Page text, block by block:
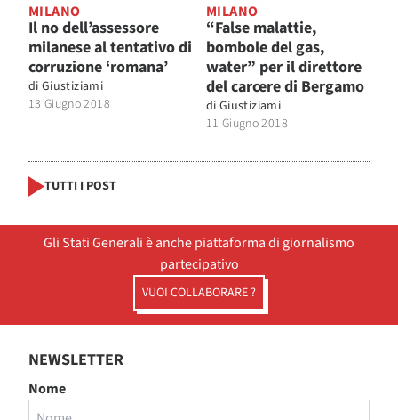
MILANO
Il no dell’assessore
milanese al tentativo di
corruzione ‘romana’
di Giustiziami
13 Giugno 2018
MILANO
“False malattie,
bombole del gas,
water” per il direttore
del carcere di Bergamo
di Giustiziami
11 Giugno 2018
TUTTI I POST
Gli Stati Generali è anche piattaforma di giornalismo
partecipativo
VUOI COLLABORARE ?
NEWSLETTER
Nome